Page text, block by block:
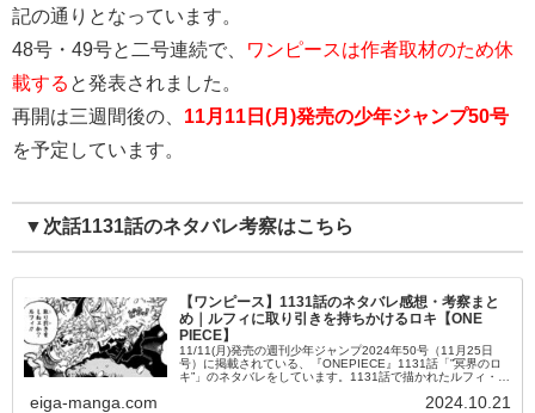
記の通りとなっています。
48号・49号と二号連続で、
ワンピースは作者取材のため休
載する と発表されました。
再開は三週間後の、 11月11日(月)発売の少年ジャンプ50号
を予定しています。
▼次話1131話のネタバレ考察はこちら
【ワンピース】1131話のネタバレ感想・考察まと
め｜ルフィに取り引きを持ちかけるロキ【ONE
PIECE】
11/11(月)発売の週刊少年ジャンプ2024年50号（11月25日
号）に掲載されている、『ONEPIECE』1131話「”冥界のロ
キ”」のネタバレをしています。1131話で描かれたルフィ・ロ
eiga-manga.com 2024.10.21